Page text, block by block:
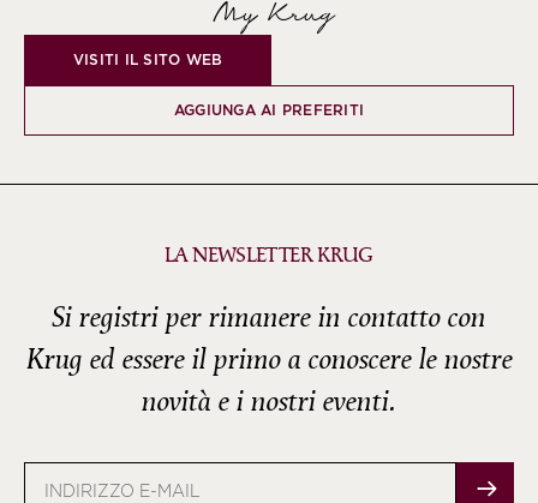
My Krug
VISITI IL SITO WEB
AGGIUNGA AI PREFERITI
LA NEWSLETTER KRUG
Si registri per rimanere in contatto con
Krug ed essere il primo a conoscere le nostre
novità e i nostri eventi.